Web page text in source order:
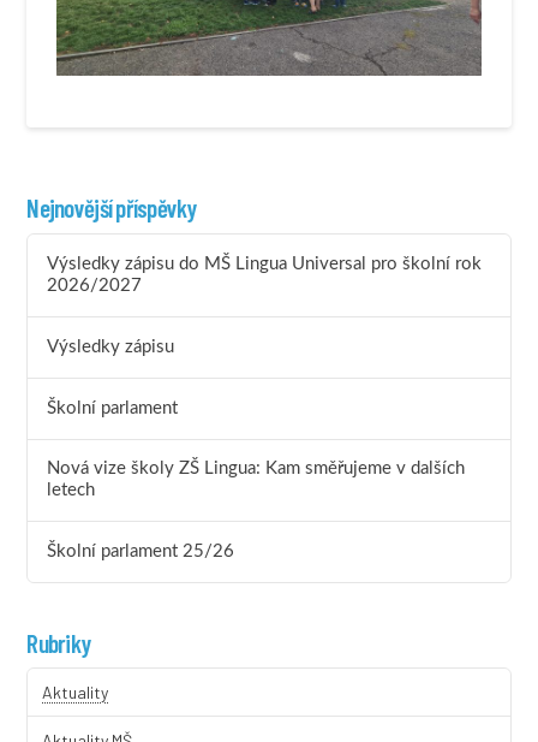
Nejnovější příspěvky
Výsledky zápisu do MŠ Lingua Universal pro školní rok
2026/2027
Výsledky zápisu
Školní parlament
Nová vize školy ZŠ Lingua: Kam směřujeme v dalších
letech
Školní parlament 25/26
Rubriky
Aktuality